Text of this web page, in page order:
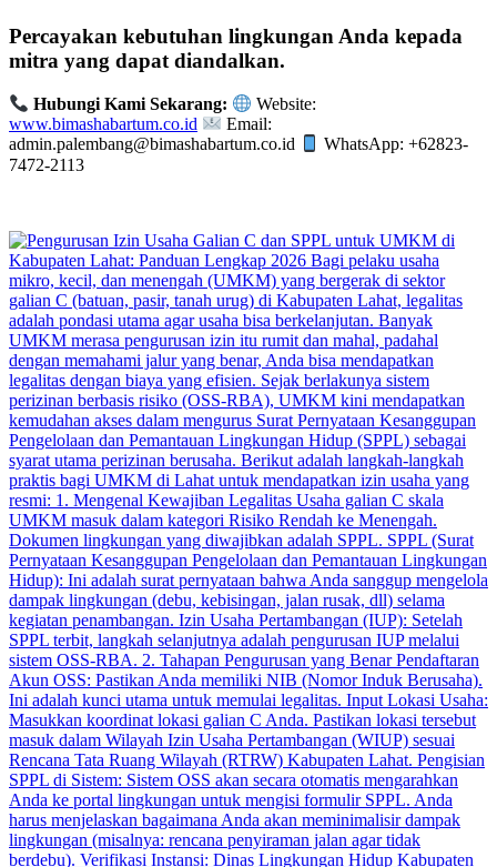
Percayakan kebutuhan lingkungan Anda kepada
mitra yang dapat diandalkan.
Hubungi Kami Sekarang:
Website:
www.bimashabartum.co.id
Email:
admin.palembang@bimashabartum.co.id
WhatsApp: +62823-
7472-2113